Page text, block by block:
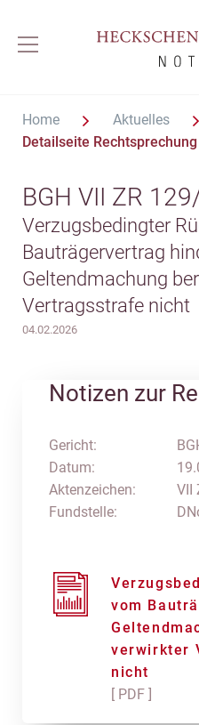
Home Aktuelles
Detailseite Rechtsprechung
BGH VII ZR
Verzugsbedingter
Bauträgervertrag
Geltendmachung
Vertragsstrafe nicht
04.02.2026
Notizen zur
Gericht:
Datum:
Aktenzeichen:
Fundstelle:
VII
vom
verwirkter
nicht
[ PDF ]